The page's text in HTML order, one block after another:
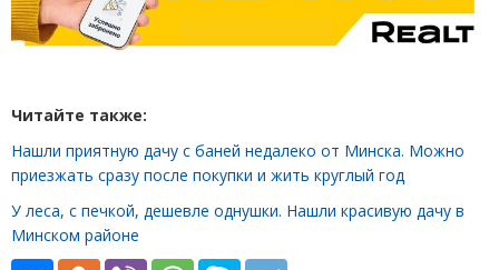
Читайте также:
Нашли приятную дачу с баней недалеко от Минска. Можно
приезжать сразу после покупки и жить круглый год
У леса, с печкой, дешевле однушки. Нашли красивую дачу в
Минском районе